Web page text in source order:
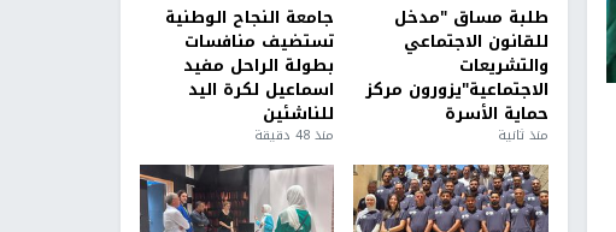
طلبة مساق "مدخل
للقانون الاجتماعي
والتشريعات
الاجتماعية"يزورون مركز
حماية الأسرة
منذ ثانية
جامعة النجاح الوطنية
تستضيف منافسات
بطولة الراحل مفيد
اسماعيل لكرة اليد
للناشئين
منذ 48 دقيقة